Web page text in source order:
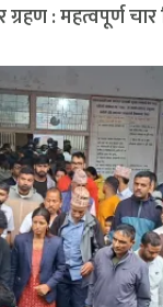
ग्रहण : महत्वपूर्ण चार